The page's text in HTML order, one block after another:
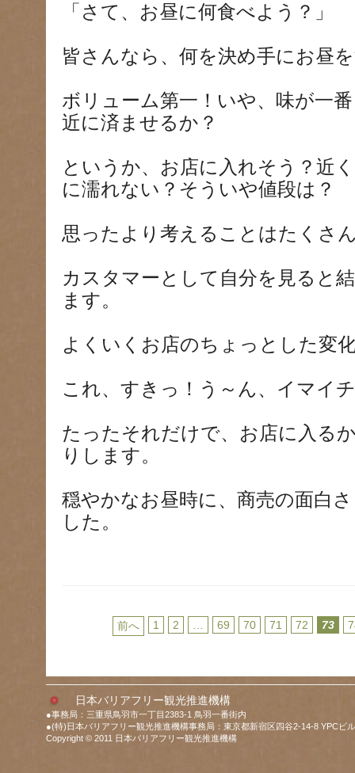
「さて、お昼に何食べよう？」
皆さんなら、何を決め手にお昼
ボリューム第一！いや、味が一
近に済ませるか？
というか、お店に入れそう？近
に濡れない？そういや値段は？
思ったより考えることはたくさ
カスタマーとして自分を見ると
ます。
よくいくお店のちょっとした変
これ、すきっ！う～ん、イマイチ
たったそれだけで、お店に入る
りします。
穏やかなお昼時に、商売の面白
した。
前へ 1 2 69 70 71 72 73
日本バリアフリー観光推進機構
●事務局：三重県鳥羽市一丁目2383-1 鳥羽一番街内
●(特)日本バリアフリー観光推進機構事務局：東京都新宿区四谷2-14-8 YPCビ
Copyright © 2011 日本バリアフリー観光推進機構